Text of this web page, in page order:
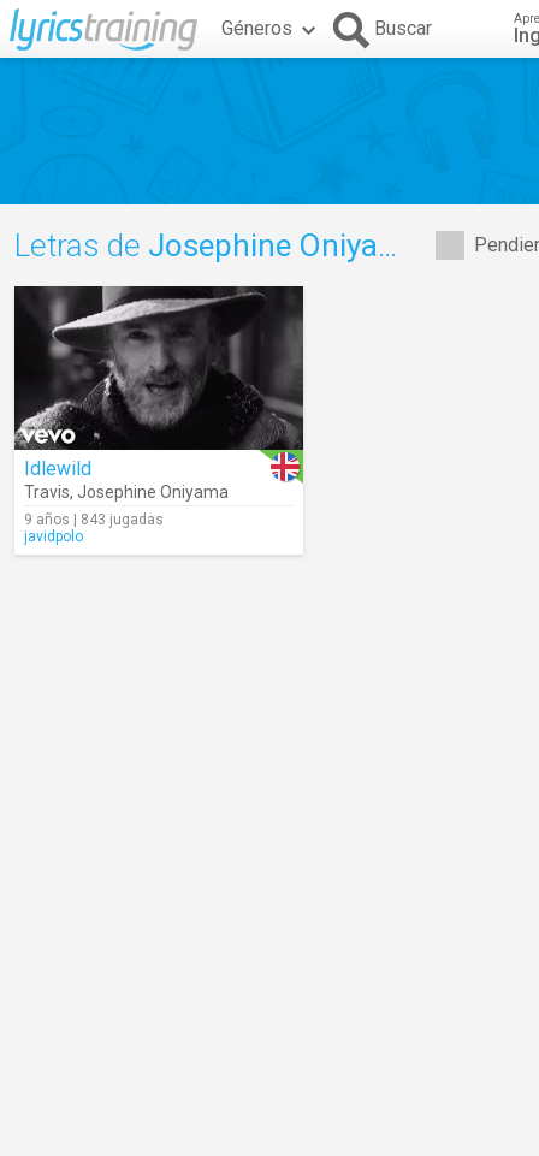
Géneros Buscar
Letras de Josephine Oniyama
Idlewild
Travis, Josephine Oniyama
9 años | 843 jugadas
javidpolo